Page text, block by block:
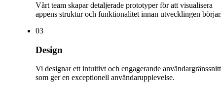
Vårt team skapar detaljerade prototyper för att visualisera
appens struktur och funktionalitet innan utvecklingen
03
Design
Vi designar ett intuitivt och engagerande användargränssnitt
som ger en exceptionell användarupplevelse.